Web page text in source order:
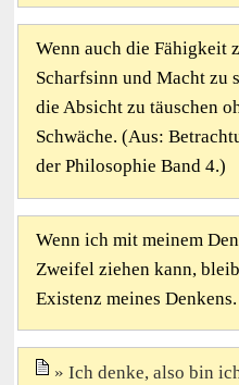
Wenn auch die Fähigkeit
Scharfsinn und Macht zu
die Absicht zu täuschen
Schwäche. (Aus:
der Philosophie Band 4.)
Wenn ich mit meinem
Zweifel ziehen kann,
Existenz meines
Ich denke, also bin